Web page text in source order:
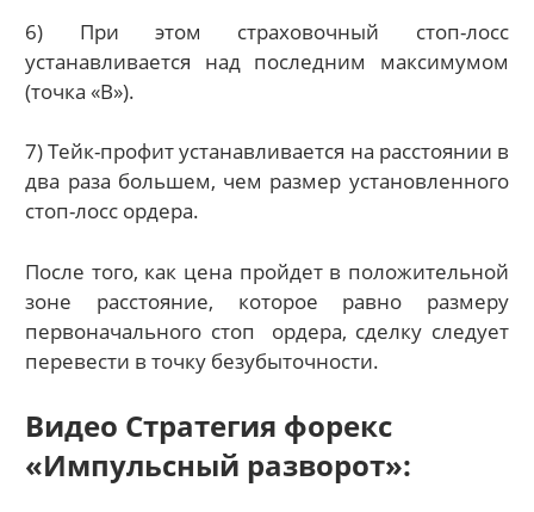
6) При этом страховочный стоп-лосс
устанавливается над последним максимумом
(точка «В»).
7) Тейк-профит устанавливается на расстоянии в
два раза большем, чем размер установленного
стоп-лосс ордера.
После того, как цена пройдет в положительной
зоне расстояние, которое равно размеру
первоначального стоп
ордера, сделку следует
перевести в точку безубыточности.
Видео Стратегия форекс
«Импульсный разворот»: